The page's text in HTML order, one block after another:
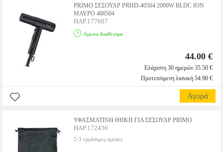
PRIMO ΣΕΣΟΥΑΡ PRHD-40504 2000W BLDC ION
ΜΑΥΡΟ 400504
HAP.177607
Αμεσα διαθέσιμο
44.00 €
Ελάχιστη 30 ημερών 35.50 €
Προτεινόμενη λιανική 54.90 €
Αγορά
ΥΦΑΣΜΑΤΙΝΗ ΘΗΚΗ ΓΙΑ ΣΕΣΟΥΑΡ PRIMO
HAP.172436
2-3 εργάσιμες ημέρες